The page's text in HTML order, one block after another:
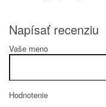
Napísať recenziu
Vaše meno
Hodnotenie